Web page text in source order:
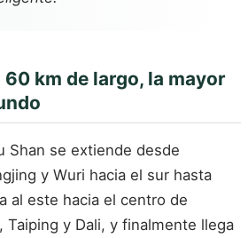
60 km de largo, la mayor
Shan se extiende desde
y Wuri hacia el sur hasta
al este hacia el centro de
Taiping y Dali, y finalmente llega